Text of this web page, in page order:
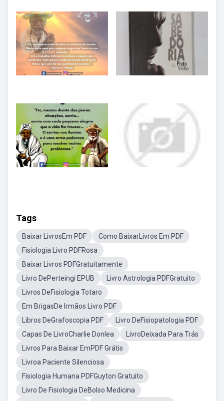
Tags
Baixar LivrosEm PDF
Como BaixarLivros Em PDF
Fisiologia Livro PDFRosa
Baixar Livros PDFGratuitamente
Livro DePerteingi EPUB
Livro Astrologia PDFGratuito
Livros DeFisiologia Totaro
Em BrigasDe Irmãos Livro PDF
Libros DeGrafoscopia PDF
Livro DeFisiopatologia PDF
Capas De LivroCharlie Donlea
LivroDeixada Para Trás
Livros Para Baixar EmPDF Grátis
Livroa Paciente Silenciosa
Fisiologia Humana PDFGuyton Gratuito
Livro De Fisiologia DeBolso Medicina